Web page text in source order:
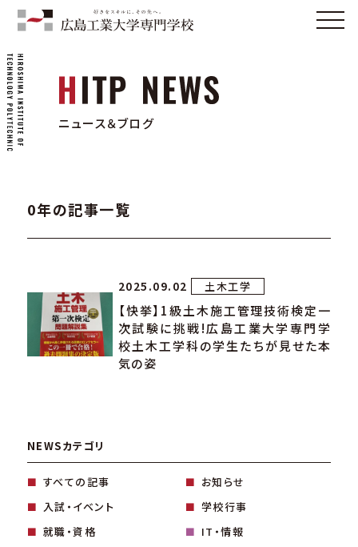
ニュース＆ブログ
0年の記事一覧
2025.09.02 土木工学
【快挙】1級土木施工管理技術検定一
次試験に挑戦!広島工業大学専門学
校土木工学科の学生たちが見せた本
気の姿
NEWSカテゴリ
すべての記事
お知らせ
入試・イベント
学校行事
就職・資格
IT・情報